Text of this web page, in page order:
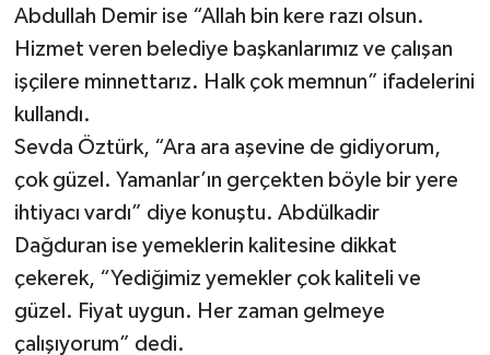
Abdullah Demir ise “Allah bin kere razı olsun.
Hizmet veren belediye başkanlarımız ve çalışan
işçilere minnettarız. Halk çok memnun” ifadelerini
kullandı.
Sevda Öztürk, “Ara ara aşevine de gidiyorum,
çok güzel. Yamanlar’ın gerçekten böyle bir yere
ihtiyacı vardı” diye konuştu. Abdülkadir
Dağduran ise yemeklerin kalitesine dikkat
çekerek, “Yediğimiz yemekler çok kaliteli ve
güzel. Fiyat uygun. Her zaman gelmeye
çalışıyorum” dedi.